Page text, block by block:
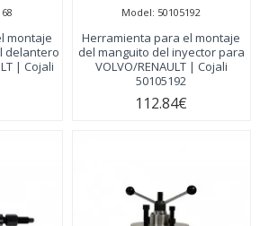
montaje
delantero
| Cojali
Model: 50105192
Herramienta para el montaje
del manguito del inyector para
VOLVO/RENAULT | Cojali
50105192
112.84€